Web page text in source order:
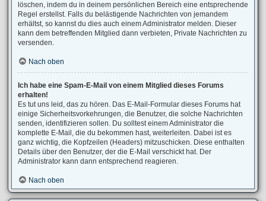
löschen, indem du in deinem persönlichen Bereich eine entsprechende
Regel erstellst. Falls du belästigende Nachrichten von jemandem
erhältst, so kannst du dies auch einem Administrator melden. Dieser
kann dem betreffenden Mitglied dann verbieten, Private Nachrichten zu
versenden.
Nach oben
Ich habe eine Spam-E-Mail von einem Mitglied dieses Forums
erhalten!
Es tut uns leid, das zu hören. Das E-Mail-Formular dieses Forums hat
einige Sicherheitsvorkehrungen, die Benutzer, die solche Nachrichten
senden, identifizieren sollen. Du solltest einem Administrator die
komplette E-Mail, die du bekommen hast, weiterleiten. Dabei ist es
ganz wichtig, die Kopfzeilen (Headers) mitzuschicken. Diese enthalten
Details über den Benutzer, der die E-Mail verschickt hat. Der
Administrator kann dann entsprechend reagieren.
Nach oben